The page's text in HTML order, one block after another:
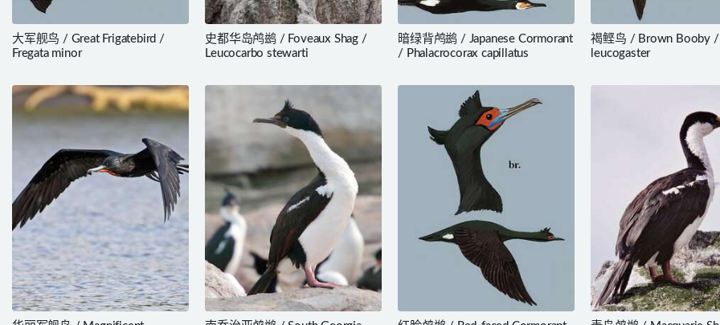
大军舰鸟 / Great Frigatebird /
Fregata minor
史都华岛鸬鹚 / Foveaux Shag /
Leucocarbo stewarti
暗绿背鸬鹚 / Japanese Cormorant
/ Phalacrocorax capillatus
褐鲣鸟 / Brown Booby /
leucogaster